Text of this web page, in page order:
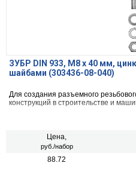
ЗУБР DIN 933, M8 х 40 мм,
шайбами (303436-08-040)
Для создания разъемного
конструкций в строительстве и
Цена,
руб./набор
88.72